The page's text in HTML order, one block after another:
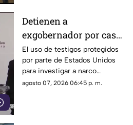
Detienen a
exgobernador por caso
Ayotzinapa y desaforan
a alcaldes
El uso de testigos protegidos
por parte de Estados Unidos
para investigar a narco
políticos ha sido cuestionado
agosto 07, 2026 06:45 p. m.